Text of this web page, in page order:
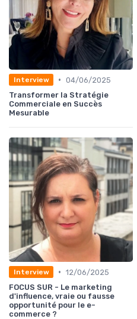
Interview • 04/06/2025
Transformer la Stratégie
Commerciale en Succès
Mesurable
Interview • 12/06/2025
FOCUS SUR - Le marketing
d'influence, vraie ou fausse
opportunité pour le e-
commerce ?